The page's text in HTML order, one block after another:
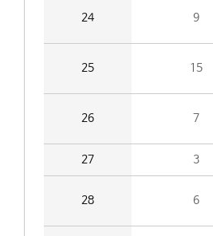
24 9
25 15
26 7
27 3
28 6